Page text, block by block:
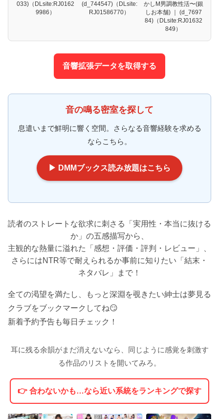
033)（DLsite:RJ0162
9986）
(d_744547)（DLsite:
RJ01586770）
かしM男調教性活〜(銀
しお本舗) ｜ (d_7697
84)（DLsite:RJ01632
849）
音響拡張データを取得する
音の鳴る密室を探して
息遣いまで鮮明に響く空間。さらなる音響経験を求める
ならこちら。
▶ DMMブックス読み放題はこちら
読者のストレートな欲求に刺さる「実用性・本当に抜ける
か」の五感描写から、
主観的な熱量に溢れた「感想・評価・評判・レビュー」、
さらにはNTR等で耐えられるか事前に知りたい「結末・
ネタバレ」まで！
全ての渇望を満たし、もっと深淵を覗きたい紳士は夢見る
クラブをブックマークしてね😏
新着予約予告も毎日チェック！
耳に残る余韻がまだ消えないなら、同じように感覚を刺激す
る作品のリストを開いてみろ。
👉 合わないかも…なら近い系統をランキングで探す